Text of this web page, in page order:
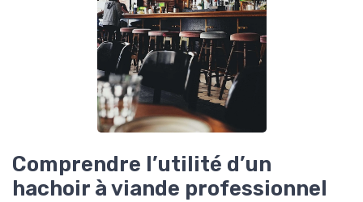
Comprendre l’utilité d’un
hachoir à viande professionnel